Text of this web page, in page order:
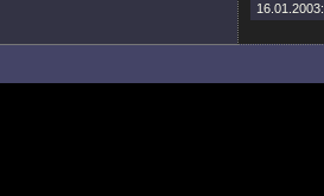
16.01.2003: